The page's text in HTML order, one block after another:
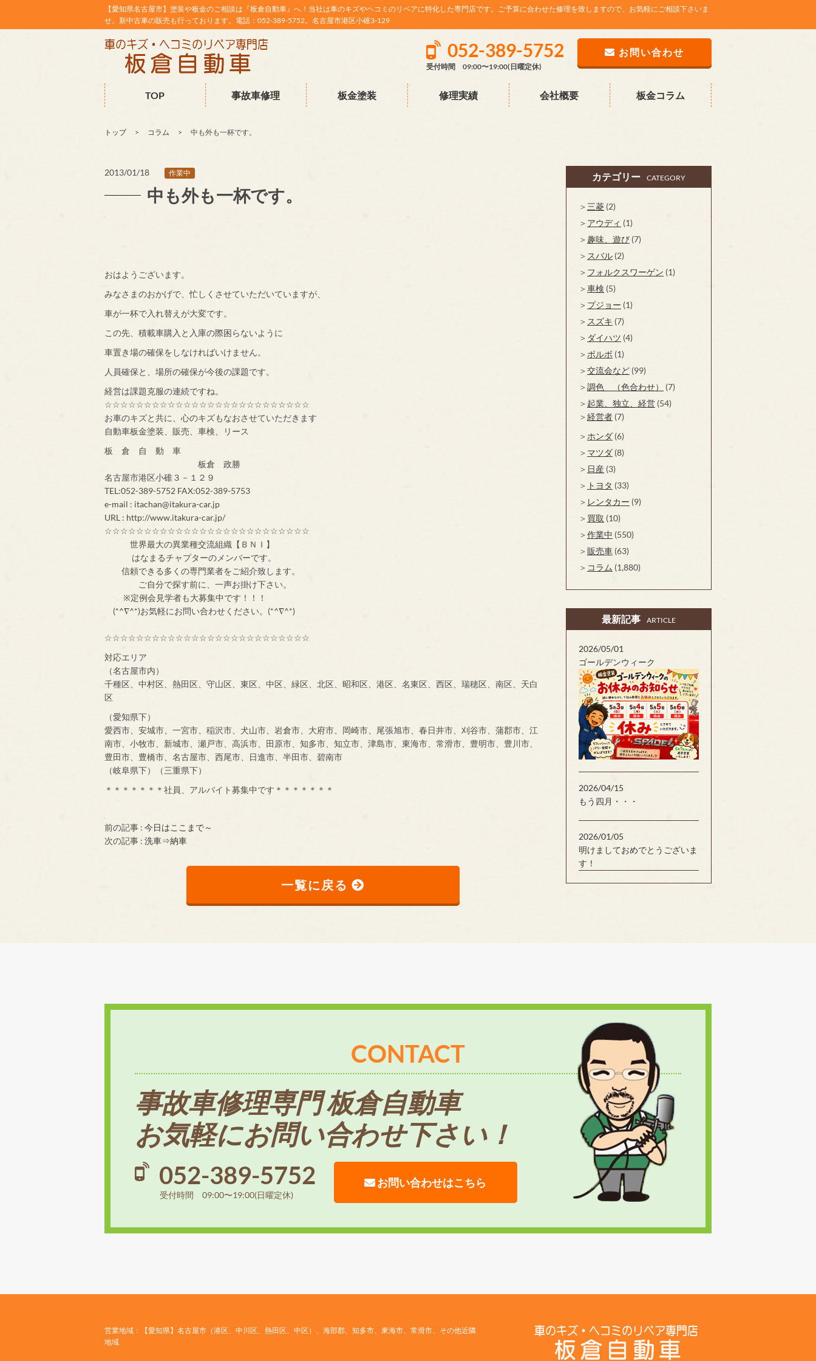
【愛知県名古屋市】塗装や板金のご相談は『板倉自動車』へ！当社は車のキズやヘコミのリペアに特化した専門店です。ご予算に合わせた修理を致しますので、お気軽にご相談下さいま
せ。新中古車の販売も行っております。電話：052-389-5752。名古屋市港区小碓3-129
052-389-5752
受付時間 09:00〜19:00(日曜定休)
お問い合わせ
TOP 事故車修理 板金塗装 修理実績 会社概要 板金コラム
トップ コラム 中も外も一杯です。
2013/01/18 作業中
中も外も一杯です。
おはようございます。
みなさまのおかげで、忙しくさせていただいていますが、
車が一杯で入れ替えが大変です。
この先、積載車購入と入庫の際困らないように
車置き場の確保をしなければいけません。
人員確保と、場所の確保が今後の課題です。
経営は課題克服の連続ですね。
☆☆☆☆☆☆☆☆☆☆☆☆☆☆☆☆☆☆☆☆☆☆☆☆☆☆
お車のキズと共に、心のキズもなおさせていただきます
自動車板金塗装、販売、車検、リース
板 倉 自 動 車
板倉 政勝
名古屋市港区小碓３－１２９
TEL:052-389-5752 FAX:052-389-5753
e-mail : itachan@itakura-car.jp
URL : http://www.itakura-car.jp/
☆☆☆☆☆☆☆☆☆☆☆☆☆☆☆☆☆☆☆☆☆☆☆☆☆☆
世界最大の異業種交流組織【ＢＮＩ】
はなまるチャプターのメンバーです。
信頼できる多くの専門業者をご紹介致します。
ご自分で探す前に、一声お掛け下さい。
※定例会見学者も大募集中です！！！
(*^∇^*)お気軽にお問い合わせください。(*^∇^*)
☆☆☆☆☆☆☆☆☆☆☆☆☆☆☆☆☆☆☆☆☆☆☆☆☆☆
対応エリア
（名古屋市内）
千種区、中村区、熱田区、守山区、東区、中区、緑区、北区、昭和区、港区、名東区、西区、瑞穂区、南区、天白
区
（愛知県下）
愛西市、安城市、一宮市、稲沢市、犬山市、岩倉市、大府市、岡崎市、尾張旭市、春日井市、刈谷市、蒲郡市、江
南市、小牧市、新城市、瀬戸市、高浜市、田原市、知多市、知立市、津島市、東海市、常滑市、豊明市、豊川市、
豊田市、豊橋市、名古屋市、西尾市、日進市、半田市、碧南市
（岐阜県下）（三重県下）
＊＊＊＊＊＊＊社員、アルバイト募集中です＊＊＊＊＊＊＊
前の記事 : 今日はここまで～
次の記事 : 洗車⇒納車
一覧に戻る
カテゴリー CATEGORY
三菱 (2)
アウディ (1)
趣味、遊び (7)
スバル (2)
フォルクスワーゲン (1)
車検 (5)
プジョー (1)
スズキ (7)
ダイハツ (4)
ボルボ (1)
交流会など (99)
調色 （色合わせ）
(7)
起業、独立、経営 (54)
経営者 (7)
ホンダ (6)
マツダ (8)
日産 (3)
トヨタ (33)
レンタカー (9)
買取 (10)
作業中 (550)
販売車 (63)
コラム (1,880)
最新記事 ARTICLE
2026/05/01
ゴールデンウィーク
2026/04/15
もう四月・・・
2026/01/05
明けましておめでとうございま
す！
CONTACT
事故車修理専門 板倉自動車
お気軽にお問い合わせ下さい！
052-389-5752
受付時間 09:00〜19:00(日曜定休)
お問い合わせはこちら
営業地域：【愛知県】名古屋市（港区、中川区、熱田区、中区）、海部郡、知多市、東海市、常滑市、その他近隣
地域